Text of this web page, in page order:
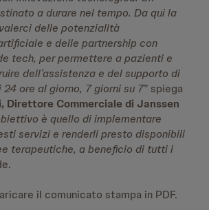
a durare nel tempo. Da qui la
delle potenzialità
e delle partnership con
tech, per permettere a pazienti e
dell’assistenza e del supporto di
ore al giorno, 7 giorni su 7” spiega
Direttore Commerciale di Janssen
è quello di implementare
servizi e renderli presto disponibili
terapeutiche, a beneficio di tutti i
il comunicato stampa in PDF.